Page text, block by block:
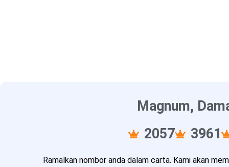
Magnum,
2057
3961
Ramalkan nombor anda dalam carta. Kami akan